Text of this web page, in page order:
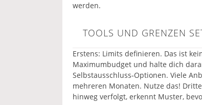
werden.
TOOLS UND GRENZEN
Erstens: Limits definieren. Das ist
Maximumbudget und halte dich
Selbstausschluss‑Optionen. Viele
mehreren Monaten. Nutze das!
hinweg verfolgt, erkennt Muster,